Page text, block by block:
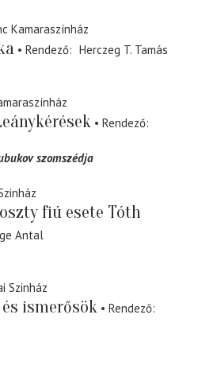
Kamaraszínház
Rendező
Herczeg T. Tamás
Rendező
szomszédja
fiú esete Tóth
Antal
Szinház
ismerősök
Rendező